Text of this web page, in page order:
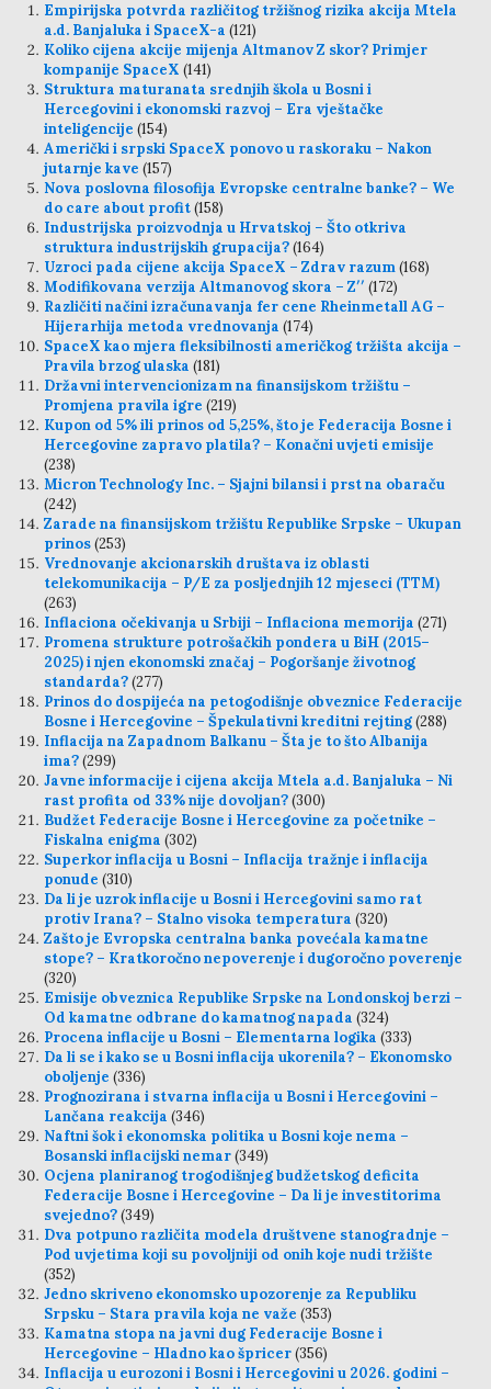
Empirijska potvrda različitog tržišnog rizika akcija Mtela
a.d. Banjaluka i SpaceX-a (121)
Koliko cijena akcije mijenja Altmanov Z skor? Primjer
kompanije SpaceX (141)
Struktura maturanata srednjih škola u Bosni i
Hercegovini i ekonomski razvoj – Era vještačke
inteligencije (154)
Američki i srpski SpaceX ponovo u raskoraku – Nakon
jutarnje kave (157)
Nova poslovna filosofija Evropske centralne banke? – We
do care about profit(158)
Industrijska proizvodnja u Hrvatskoj – Što otkriva
struktura industrijskih grupacija?(164)
Uzroci pada cijene akcija SpaceX – Zdrav razum(168)
Modifikovana verzija Altmanovog skora – Z′′ (172)
Različiti načini izračunavanja fer cene Rheinmetall AG –
Hijerarhija metoda vrednovanja (174)
SpaceX kao mjera fleksibilnosti američkog tržišta akcija –
Pravila brzog ulaska (181)
Državni intervencionizam na finansijskom tržištu –
Promjena pravila igre (219)
Kupon od 5% ili prinos od 5,25%, što je Federacija Bosne i
Hercegovine zapravo platila? – Konačni uvjeti emisije
(238)
Micron Technology Inc. – Sjajni bilansi i prst na obaraču
(242)
Zarade na finansijskom tržištu Republike Srpske – Ukupan
prinos(253)
Vrednovanje akcionarskih društava iz oblasti
telekomunikacija – P/E za posljednjih 12 mjeseci (TTM)
(263)
Inflaciona očekivanja u Srbiji – Inflaciona memorija (271)
Promena strukture potrošačkih pondera u BiH (2015–
2025) i njen ekonomski značaj – Pogoršanje životnog
standarda?(277)
Prinos do dospijeća na petogodišnje obveznice Federacije
Bosne i Hercegovine – Špekulativni kreditni rejting(288)
Inflacija na Zapadnom Balkanu – Šta je to što Albanija
ima?(299)
Javne informacije i cijena akcija Mtela a.d. Banjaluka – Ni
rast profita od 33% nije dovoljan?(300)
Budžet Federacije Bosne i Hercegovine za početnike –
Fiskalna enigma (302)
Superkor inflacija u Bosni – Inflacija tražnje i inflacija
ponude (310)
Da li je uzrok inflacije u Bosni i Hercegovini samo rat
protiv Irana? – Stalno visoka temperatura (320)
Zašto je Evropska centralna banka povećala kamatne
stope? – Kratkoročno nepoverenje i dugoročno poverenje
(320)
Emisije obveznica Republike Srpske na Londonskoj berzi –
Od kamatne odbrane do kamatnog napada (324)
Procena inflacije u Bosni – Elementarna logika (333)
Da li se i kako se u Bosni inflacija ukorenila? – Ekonomsko
oboljenje (336)
Prognozirana i stvarna inflacija u Bosni i Hercegovini –
Lančana reakcija (346)
Naftni šok i ekonomska politika u Bosni koje nema –
Bosanski inflacijski nemar(349)
Ocjena planiranog trogodišnjeg budžetskog deficita
Federacije Bosne i Hercegovine – Da li je investitorima
svejedno?(349)
Dva potpuno različita modela društvene stanogradnje –
Pod uvjetima koji su povoljniji od onih koje nudi tržište
(352)
Jedno skriveno ekonomsko upozorenje za Republiku
Srpsku – Stara pravila koja ne važe (353)
Kamatna stopa na javni dug Federacije Bosne i
Hercegovine – Hladno kao špricer(356)
Inflacija u eurozoni i Bosni i Hercegovini u 2026. godini –